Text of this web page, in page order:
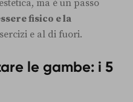
ma è un passo
fisico e la
e al di fuori.
le gambe: i 5